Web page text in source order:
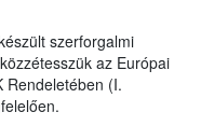
szerforgalmi
az Európai
Rendeletében (I.